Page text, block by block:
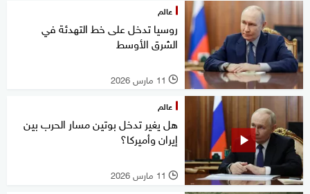
عالم
روسيا تدخل على خط التهدئة في
الشرق الأوسط
l 11 مارس 2026
عالم
هل يغير تدخل بوتين مسار الحرب بين
إيران وأميركا؟
l 11 مارس 2026